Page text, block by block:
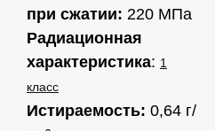
при сжатии: 220 МПа
Радиационная
характеристика: 1
класс
Истираемость: 0,64 г/